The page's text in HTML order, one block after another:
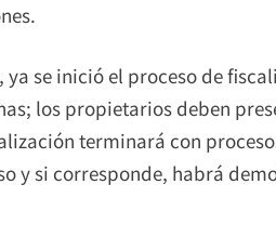
ya se inició el proceso de
los propietarios deben
terminará con
y si corresponde, habrá